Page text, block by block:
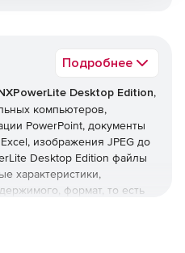
Подробнее
Desktop Edition,
компьютеров,
PowerPoint, документы
изображения JPEG до
Desktop Edition файлы
характеристики,
формат, то есть